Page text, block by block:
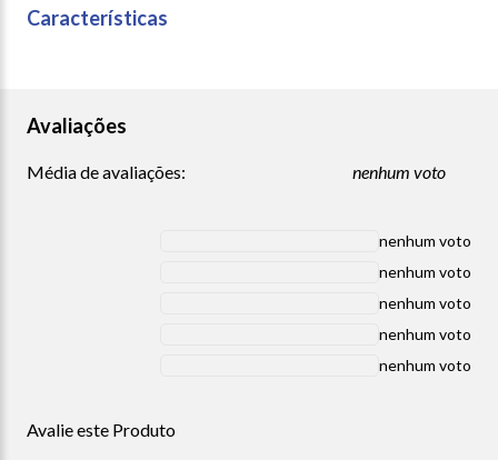
Características
Avaliações
Média de avaliações: nenhum voto
nenhum voto
nenhum voto
nenhum voto
nenhum voto
nenhum voto
Avalie este Produto